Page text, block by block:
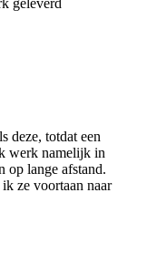
geleverd
deze, totdat een
werk namelijk in
op lange afstand.
ze voortaan naar